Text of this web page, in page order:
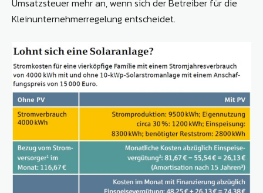
Umsatzsteuer mehr an, wenn sich der Betreiber für die
Kleinunternehmerregelung entscheidet.